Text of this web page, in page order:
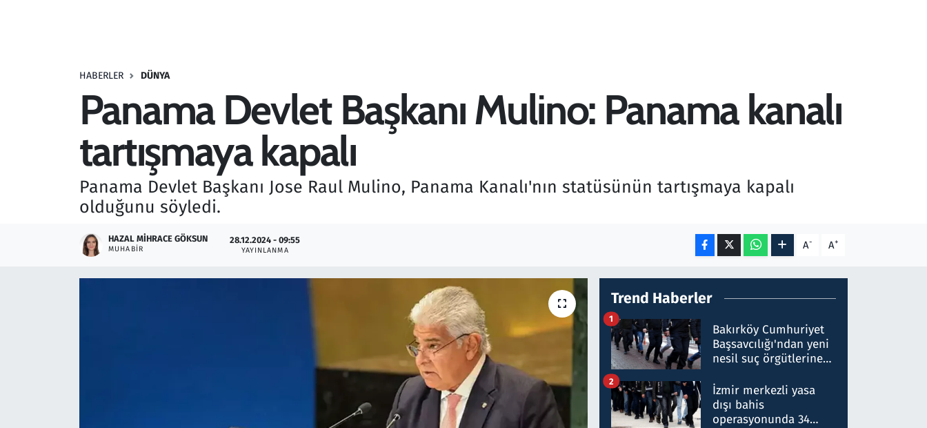
HABERLER DÜNYA
Panama Devlet Başkanı Mulino: Panama kanalı
tartışmaya kapalı
Panama Devlet Başkanı Jose Raul Mulino, Panama Kanalı'nın statüsünün tartışmaya kapalı
olduğunu söyledi.
HAZAL MIHRACE GÖKSUN
MUHABIR
28.12.2024 - 09:55
YAYINLANMA A- A+
Trend Haberler
Bakırköy Cumhuriyet
Başsavcılığı'ndan yeni
nesil suç örgütlerine
hakkında gözaltı kararı
1
İzmir merkezli yasa
dışı bahis
operasyonunda 34
2
Savunma Sanayi
Teknoloji ve Bilim
Televizyon